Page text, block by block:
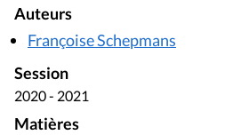
Auteurs
Françoise Schepmans
Session
2020 - 2021
Matières